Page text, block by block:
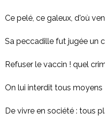
Ce pelé, ce galeux, d'où
Sa peccadille fut jugée un
Refuser le vaccin ! quel
On lui interdit tous moyens
De vivre en société : tous